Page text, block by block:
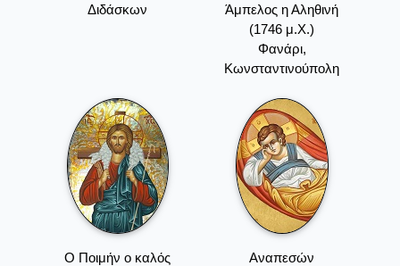
Διδάσκων
Άμπελος η Αληθινή
(1746 μ.Χ.)
Φανάρι,
Κωνσταντινούπολη
Ο Ποιμήν ο καλός
Αναπεσών